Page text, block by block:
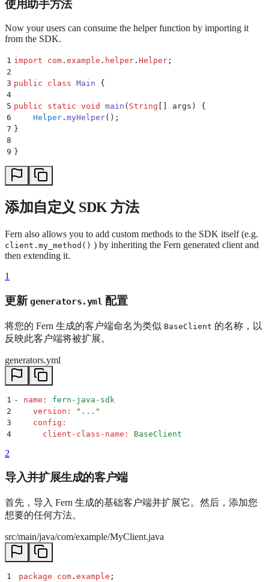
使用助手方法
Now your users can consume the helper function by importing it
from the SDK.
1 import com . example . helper . Helper ;
2
3 public class Main {
4
5 public static void main ( String args )
{
6
    Helper
. myHelper();
7 }
8
9 }
添加自定义 SDK 方法
Fern also allows you to add custom methods to the SDK itself (e.g.
client.my_method() ) by inheriting the Fern generated client and
then extending it.
1
更新 generators.yml 配置
将您的 Fern 生成的客户端命名为类似 BaseClient 的名称，以
反映此客户端将被扩展。
generators.yml
1 - name :
fern-java-sdk
2
    version
: " ... "
3
    config
:
4
      client-class-name
: BaseClient
2
导入并扩展生成的客户端
首先，导入 Fern 生成的基础客户端并扩展它。然后，添加您
想要的任何方法。
src/main/java/com/example/MyClient.java
1 package com . example ;